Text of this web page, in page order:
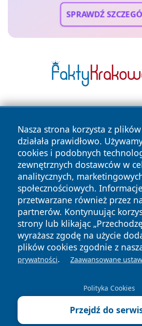
SPRAWDŹ
Nasza strona korzysta z
działała prawidłowo.
cookies i podobnych
zewnętrznych dostawców w
analitycznych,
społecznościowych.
przetwarzane również przez
partnerów. Kontynuując
strony lub klikając
wyrażasz zgodę na użycie
plików cookies zgodnie z
prywatności. Zaawansowane
Polityka Cookies
Przejdź do
Copyright © 2026 piekaryonline.pl
zastrzeżone.
News Autorzy
Polityka
Prywatności